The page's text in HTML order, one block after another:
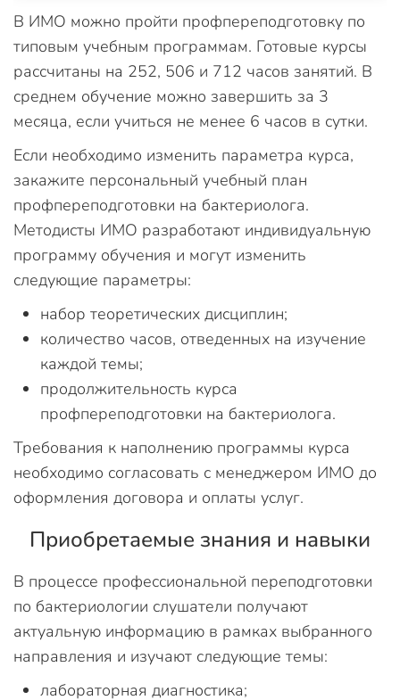
В ИМО можно пройти профпереподготовку по
типовым учебным программам. Готовые курсы
рассчитаны на 252, 506 и 712 часов занятий. В
среднем обучение можно завершить за 3
месяца, если учиться не менее 6 часов в сутки.
Если необходимо изменить параметра курса,
закажите персональный учебный план
профпереподготовки на бактериолога.
Методисты ИМО разработают индивидуальную
программу обучения и могут изменить
следующие параметры:
набор теоретических дисциплин;
количество часов, отведенных на изучение
каждой темы;
продолжительность курса
профпереподготовки на бактериолога.
Требования к наполнению программы курса
необходимо согласовать с менеджером ИМО до
оформления договора и оплаты услуг.
Приобретаемые знания и навыки
В процессе профессиональной переподготовки
по бактериологии слушатели получают
актуальную информацию в рамках выбранного
направления и изучают следующие темы:
лабораторная диагностика;